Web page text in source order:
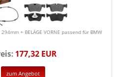
294mm + BELÄGE VORNE passend für BMW
177,32 EUR
zum Angebot